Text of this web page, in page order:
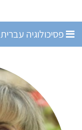
פסיכולוגיה עברית